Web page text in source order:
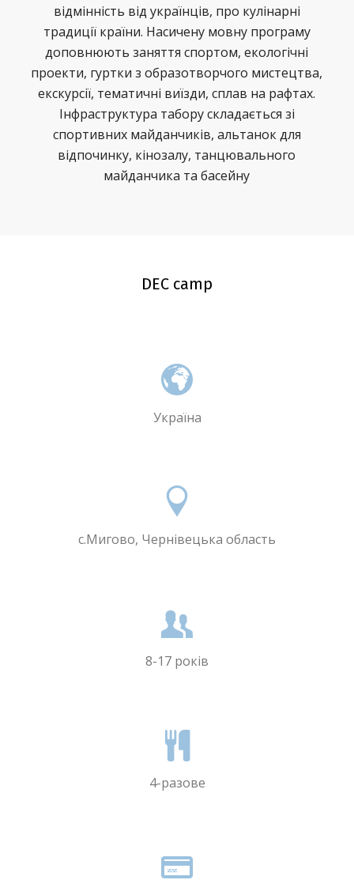
відмінність від українців, про кулінарні
традиції країни. Насичену мовну програму
доповнюють заняття спортом, екологічні
проекти, гуртки з образотворчого мистецтва,
екскурсії, тематичні виїзди, сплав на рафтах.
Інфраструктура табору складається зі
спортивних майданчиків, альтанок для
відпочинку, кінозалу, танцювального
майданчика та басейну
DEC camp
Україна
с.Мигово, Чернівецька область
8-17 років
4-разове